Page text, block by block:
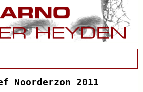
Noorderzon 2011